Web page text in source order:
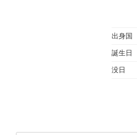
出身国
誕生日
没日